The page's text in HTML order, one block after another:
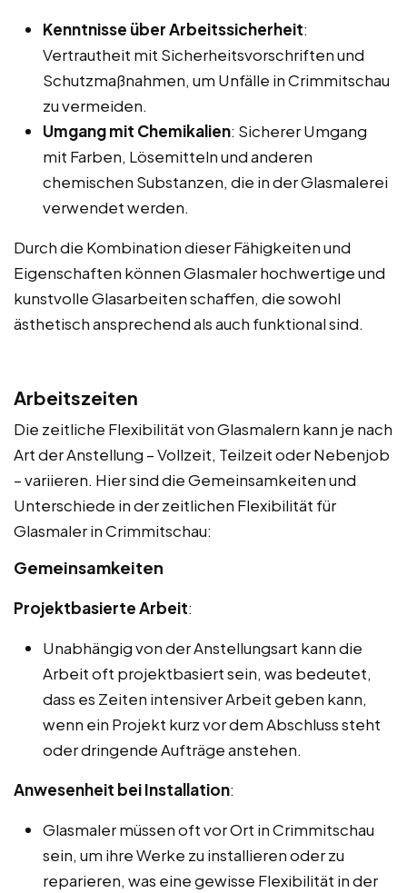
Kenntnisse über Arbeitssicherheit:
Vertrautheit mit Sicherheitsvorschriften und
Schutzmaßnahmen, um Unfälle in Crimmitschau
zu vermeiden.
Umgang mit Chemikalien: Sicherer Umgang
mit Farben, Lösemitteln und anderen
chemischen Substanzen, die in der Glasmalerei
verwendet werden.
Durch die Kombination dieser Fähigkeiten und
Eigenschaften können Glasmaler hochwertige und
kunstvolle Glasarbeiten schaffen, die sowohl
ästhetisch ansprechend als auch funktional sind.
Arbeitszeiten
Die zeitliche Flexibilität von Glasmalern kann je nach
Art der Anstellung – Vollzeit, Teilzeit oder Nebenjob
– variieren. Hier sind die Gemeinsamkeiten und
Unterschiede in der zeitlichen Flexibilität für
Glasmaler in Crimmitschau:
Gemeinsamkeiten
Projektbasierte Arbeit:
Unabhängig von der Anstellungsart kann die
Arbeit oft projektbasiert sein, was bedeutet,
dass es Zeiten intensiver Arbeit geben kann,
wenn ein Projekt kurz vor dem Abschluss steht
oder dringende Aufträge anstehen.
Anwesenheit bei Installation:
Glasmaler müssen oft vor Ort in Crimmitschau
sein, um ihre Werke zu installieren oder zu
reparieren, was eine gewisse Flexibilität in der